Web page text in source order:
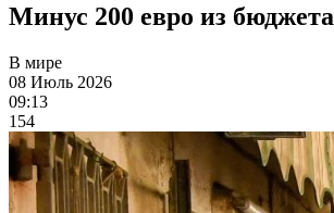
Минус 200 евро из бюджета
В мире
08 Июль 2026
09:13
154